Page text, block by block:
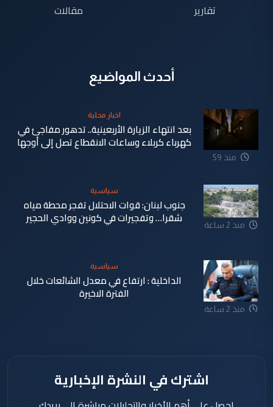
تقارير
مقالات
أحدث المواضيع
منذ 59
اخبار محلية
بعد انتهاء الزيارة الأربعينية.. تدهور مفاجئ في
كهرباء كربلاء وساعات الانقطاع تصل إلى أوجها
منذ 2 ساعة
سياسية
جنوب لبنان: قوات الاحتلال تفجر محطة مياه
شقرا… وتفجيرات في كونين ووادي الحجير
منذ 2 ساعة
سياسية
الداخلية : ارتفاع في معدل الشائعات خلال
الفترة الاخيرة
اشترك في النشرة الإخبارية